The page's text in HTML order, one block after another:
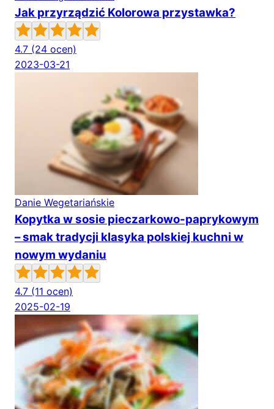
Jak przyrządzić Kolorowa przystawka?
4.7 (24 ocen)
2023-03-21
Danie Wegetariańskie
Kopytka w sosie pieczarkowo-paprykowym
– smak tradycji klasyka polskiej kuchni w
nowym wydaniu
4.7 (11 ocen)
2025-02-19